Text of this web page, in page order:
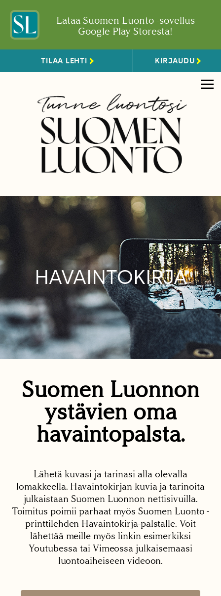
Lataa Suomen Luonto -sovellus
Google Play Storesta!
TILAA LEHTI KIRJAUDU
HAVAINTOKIRJA
Suomen Luonnon
ystävien oma
havaintopalsta.
Lähetä kuvasi ja tarinasi alla olevalla
lomakkeella. Havaintokirjan kuvia ja tarinoita
julkaistaan Suomen Luonnon nettisivuilla.
Toimitus poimii parhaat myös Suomen Luonto -
printtilehden Havaintokirja-palstalle. Voit
lähettää meille myös linkin esimerkiksi
Youtubessa tai Vimeossa julkaisemaasi
luontoaiheiseen videoon.